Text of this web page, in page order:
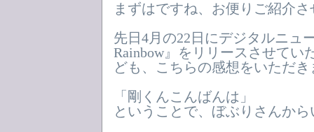
まずはですね、お便りご紹介
先日4月の22日にデジタルニュ
Rainbow』をリリースさせてい
ども、こちらの感想をいただ
「剛くんこんばんは」
ということで、ぼぶりさんか